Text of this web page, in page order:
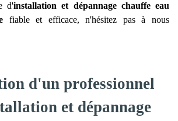
d'installation et dépannage chauffe eau
fiable et efficace, n'hésitez pas à nous
d'un professionnel
et dépannage